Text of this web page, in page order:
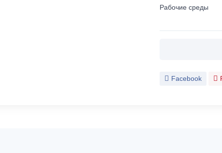
Рабочие среды
Facebook